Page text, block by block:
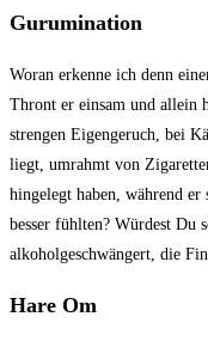
Gurumination
Woran erkenne ich denn
Thront er einsam und allein
strengen Eigengeruch, bei
liegt, umrahmt von
hingelegt haben, während
besser fühlten? Würdest Du
alkoholgeschwängert, die
Hare Om